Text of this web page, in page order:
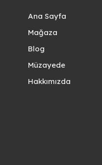
Ana Sayfa
Mağaza
Blog
Müzayede
Hakkımızda